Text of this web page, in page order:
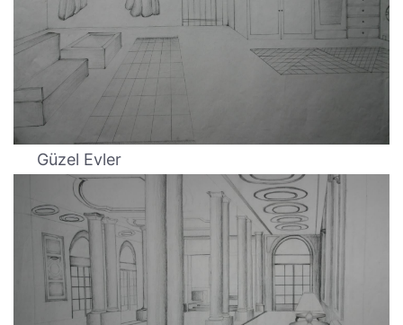
Güzel Evler